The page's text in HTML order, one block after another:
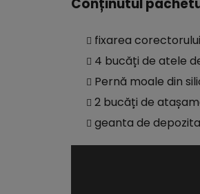
Conținutul
fixarea
4 bucăți de atele
Pernă moale din
2 bucăți de
geanta de